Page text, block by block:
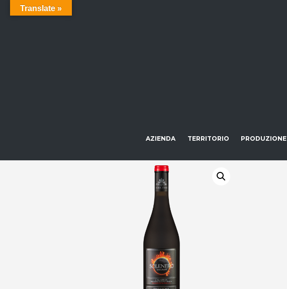
AZIENDA TERRITORIO PRODUZIONE
Translate »